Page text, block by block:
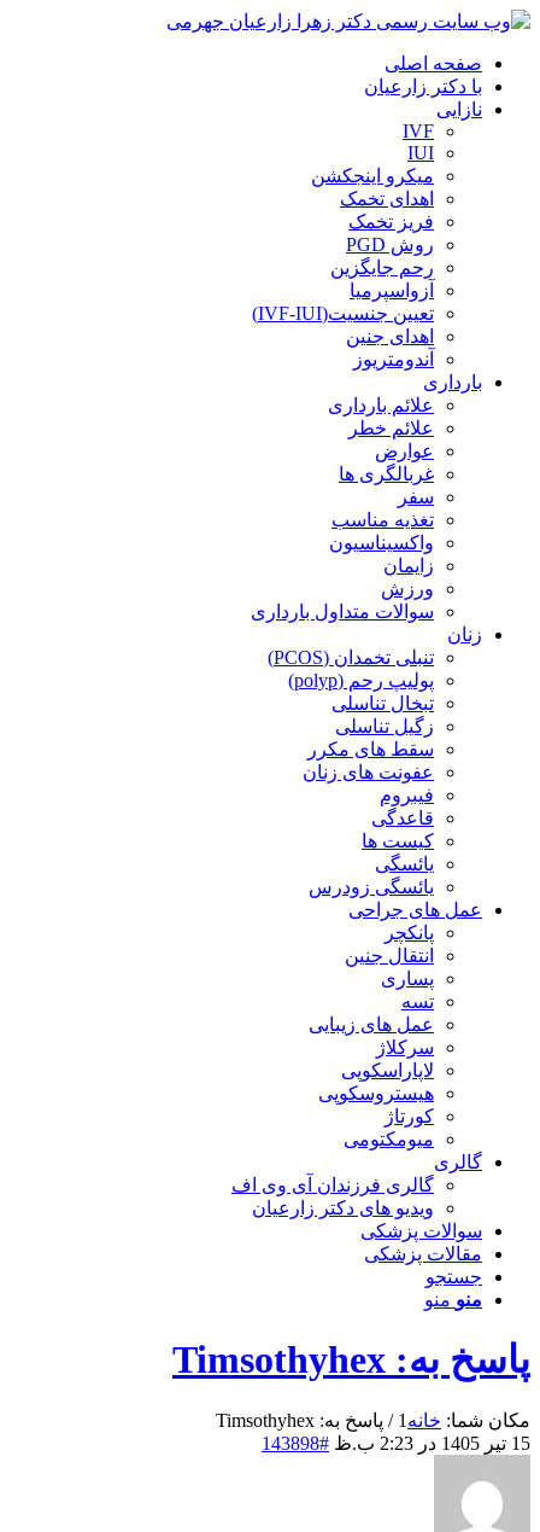
صفحه اصلی
با دکتر زارعیان
نازایی
IVF
IUI
میکرو اینجکشن
اهدای تخمک
فریز تخمک
روش PGD
رحم جایگزین
آزواسپرمیا
تعیین جنسیت(IVF-IUI)
اهدای جنین
آندومتریوز
بارداری
علائم بارداری
علائم خطر
عوارض
غربالگری ها
سفر
تغذیه مناسب
واکسیناسیون
زایمان
ورزش
سوالات متداول بارداری
زنان
تنبلی تخمدان (PCOS)
پولیپ رحم (polyp)
تبخال تناسلی
زگیل تناسلی
سقط های مکرر
عفونت های زنان
فیبروم
قاعدگی
کیست ها
یائسگی
یائسگی زودرس
عمل های جراحی
پانکچر
انتقال جنین
پساری
تسه
عمل های زیبایی
سرکلاژ
لاپاراسکوپی
هیستروسکوپی
کورتاژ
میومکتومی
گالری
گالری فرزندان آی وی اف
ویدیو های دکتر زارعیان
سوالات پزشکی
مقالات پزشکی
جستجو
منو منو
پاسخ به: Timsothyhex
مکان شما: خانه 1
/ پاسخ به: Timsothyhex
15 تیر 1405 در 2:23 ب.ظ
#143898